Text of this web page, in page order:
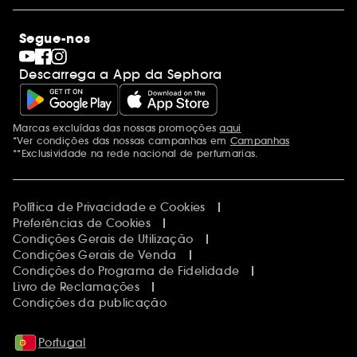
Internacional
Descobrir a Sephora
Código promocional Sephora
Saldos
Dia dos Namorados
Dia do Pai
Dia da Mãe
Calendários do Advento
Singles' Day
Black Friday
Cyber Monday
Blue Monday
Segue-nos
Descarrega a App da Sephora
Menções adicionais
Marcas excluídas das nossas promoçõesaqui
*Ver condições das nossas campanhas em Campanhas
**Exclusividade na rede nacional de perfumarias.
Política de Privacidade e Cookies
Preferências de Cookies
Condições Gerais de Utilização
Condições Gerais de Venda
Condições do Programa de Fidelidade
Livro de Reclamações
Condições da publicação
Portugal